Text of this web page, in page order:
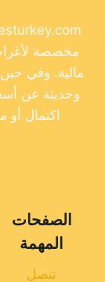
مخصصة
مالية. وفي
وحديثة عن
اكتمال أو
الصفحات
المهمة
تنصل